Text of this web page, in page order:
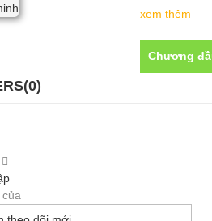
không được
xem thêm
Chương
(0)